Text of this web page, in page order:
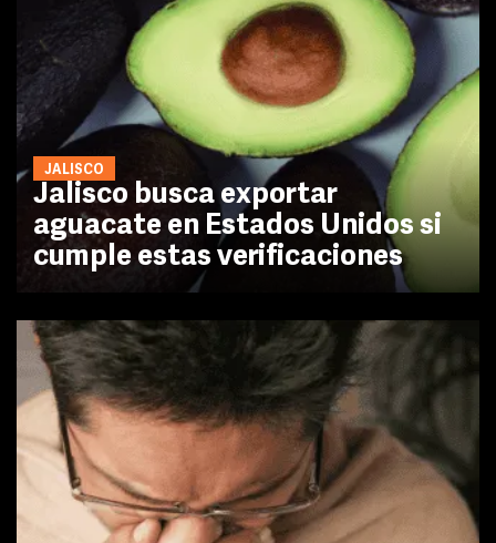
JALISCO
Jalisco busca exportar
aguacate en Estados Unidos si
cumple estas verificaciones